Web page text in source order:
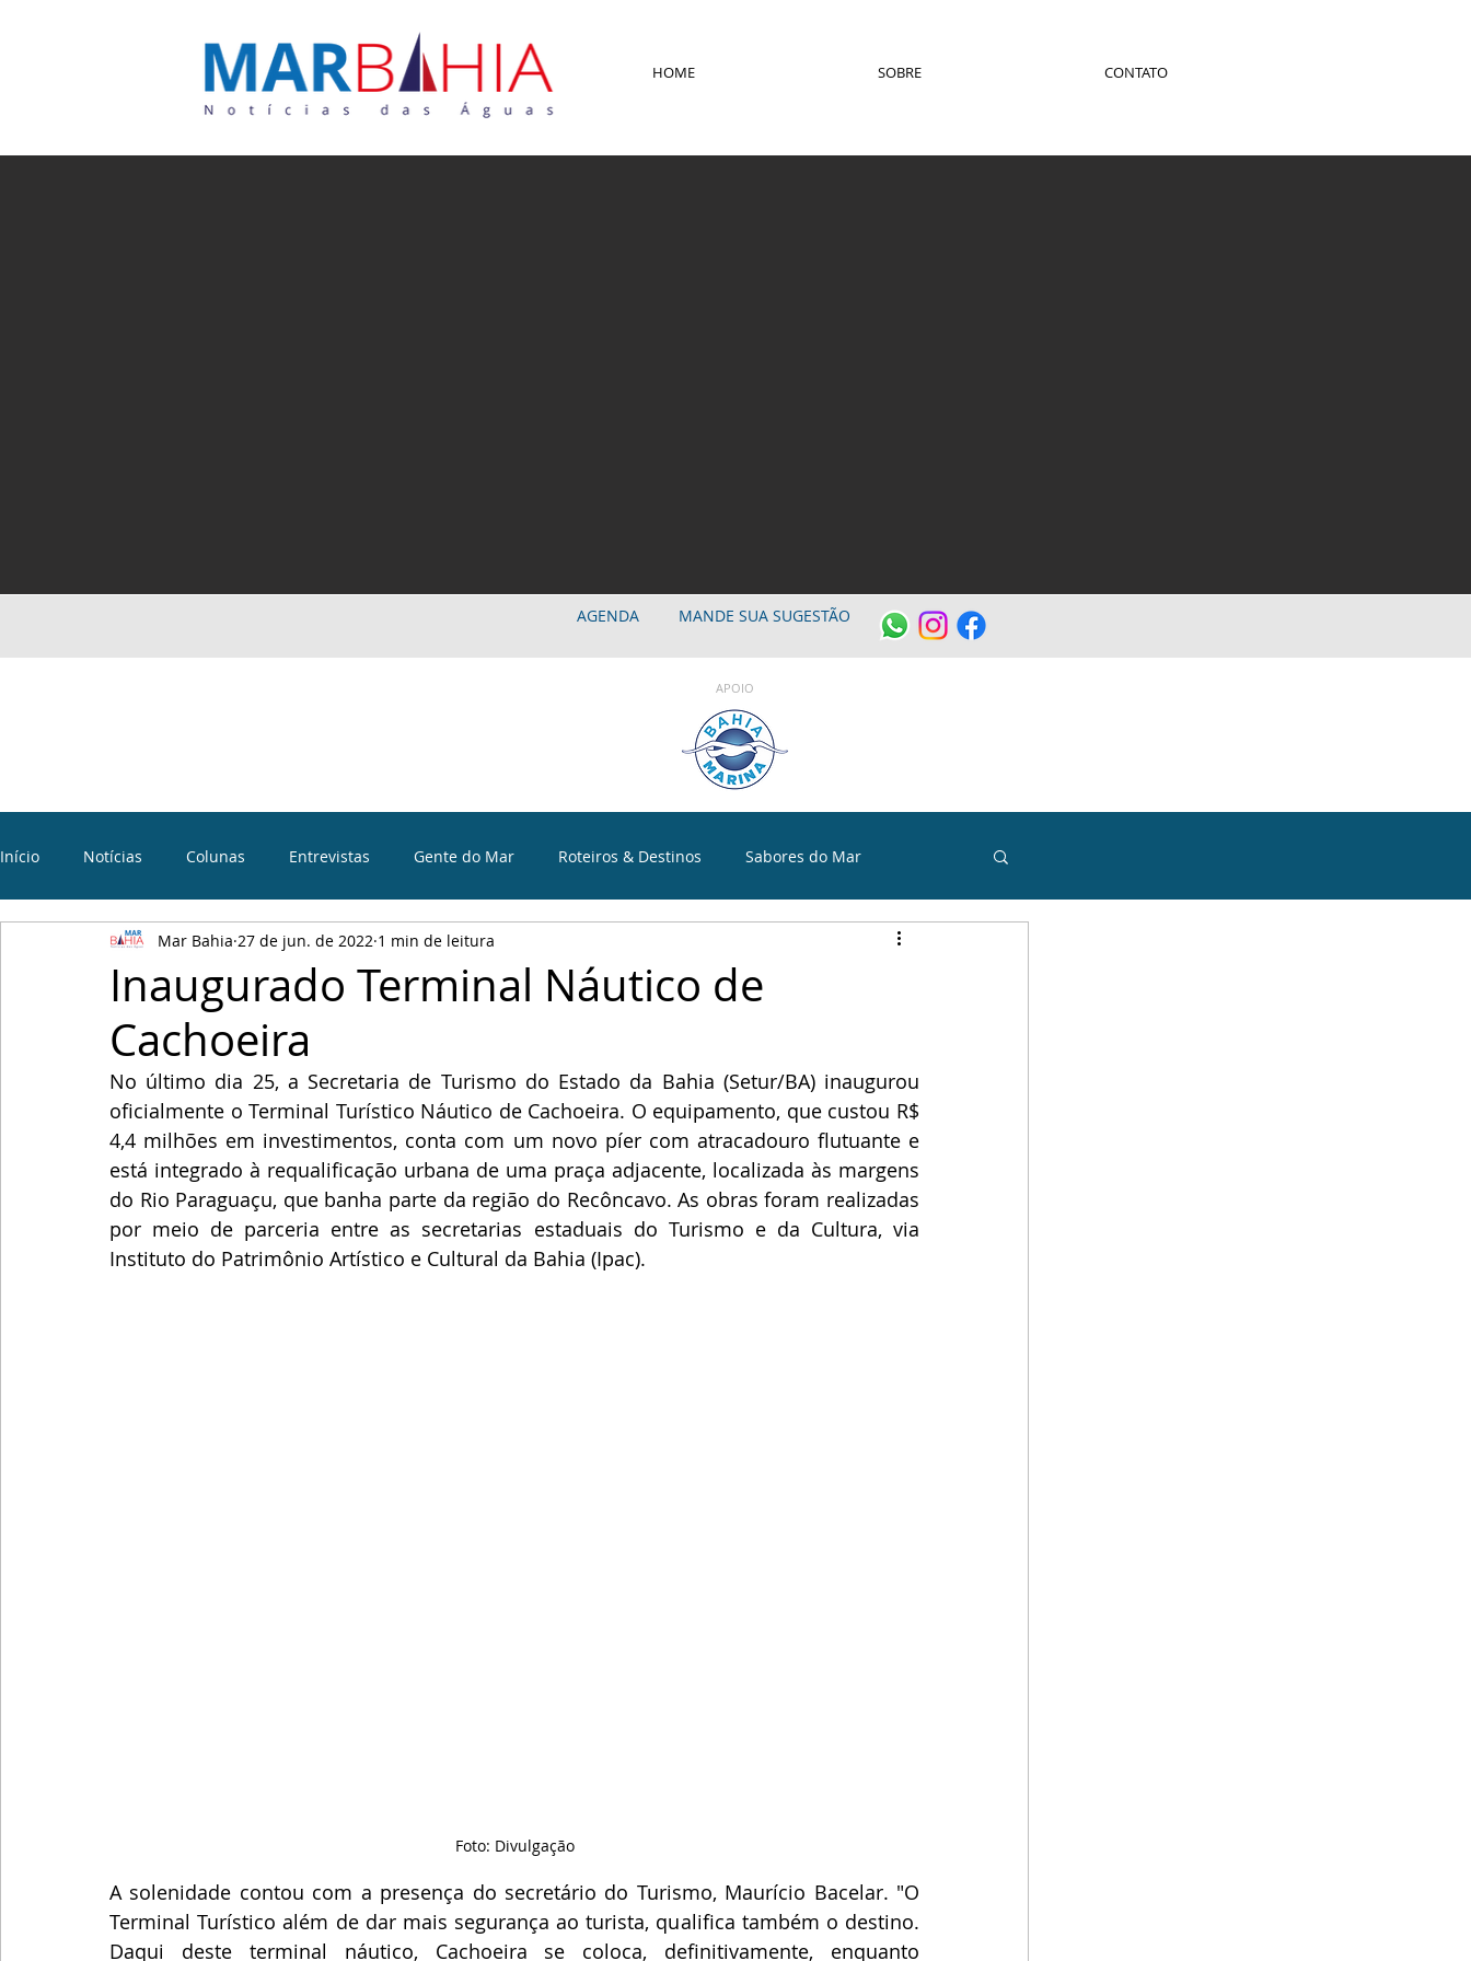
HOME SOBRE CONTATO
Início Notícias Colunas Entrevistas Gente do Mar Roteiros & Destinos Sabores do Mar
Curiosidades
Inaugurado Terminal Náutico de
Cachoeira
Mar Bahia 27 de jun. de 2022 1 min de leitura
No último dia 25, a Secretaria de Turismo do Estado da Bahia (Setur/BA) inaugurou
oficialmente o Terminal Turístico Náutico de Cachoeira. O equipamento, que custou R$
4,4 milhões em investimentos, conta com um novo píer com atracadouro flutuante e
está integrado à requalificação urbana de uma praça adjacente, localizada às margens
do Rio Paraguaçu, que banha parte da região do Recôncavo. As obras foram realizadas
por meio de parceria entre as secretarias estaduais do Turismo e da Cultura, via
Instituto do Patrimônio Artístico e Cultural da Bahia (Ipac).
Foto: Divulgação
A solenidade contou com a presença do secretário do Turismo, Maurício Bacelar. "O
Terminal Turístico além de dar mais segurança ao turista, qualifica também o destino.
Daqui deste terminal náutico, Cachoeira se coloca, definitivamente, enquanto
AGENDA MANDE SUA SUGESTÃO
APOIO